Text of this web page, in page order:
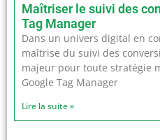
Maîtriser le suivi des
Tag Manager
Dans un univers digital en
maîtrise du suivi des
majeur pour toute stratégie
Google Tag Manager
Lire la suite »